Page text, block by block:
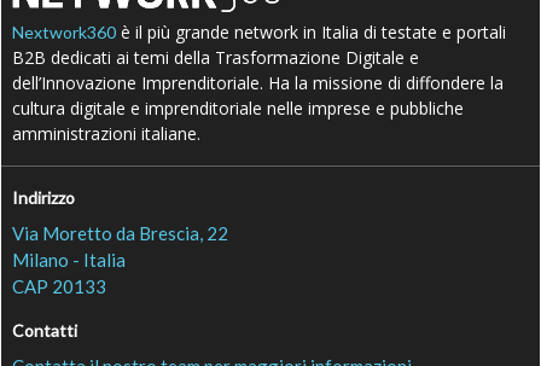
Nextwork360 è il più grande network in Italia di testate e portali
B2B dedicati ai temi della Trasformazione Digitale e
dell’Innovazione Imprenditoriale. Ha la missione di diffondere la
cultura digitale e imprenditoriale nelle imprese e pubbliche
amministrazioni italiane.
Indirizzo
Via Moretto da Brescia, 22
Milano - Italia
CAP 20133
Contatti